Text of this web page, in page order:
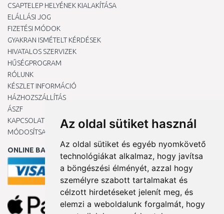
Az oldal sütiket használ
Az oldal sütiket és egyéb nyomkövető
technológiákat alkalmaz, hogy javítsa
a böngészési élményét, azzal hogy
személyre szabott tartalmakat és
célzott hirdetéseket jelenít meg, és
elemzi a weboldalunk forgalmát, hogy
CSAPTELEP HELYÉNEK KIALAKÍTÁSA
ELÁLLÁSI JOG
FIZETÉSI MÓDOK
GYAKRAN ISMÉTELT KÉRDÉSEK
HIVATALOS SZERVIZEK
HŰSÉGPROGRAM
RÓLUNK
KÉSZLET INFORMÁCIÓ
HÁZHOZSZÁLLÍTÁS
ÁSZF
KAPCSOLAT
MÓDOSÍTSA A COOKIE-BEÁLLÍTÁSAIMAT
ONLINE BANKKÁRTYÁVAL